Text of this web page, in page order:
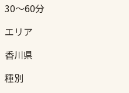
30〜60分
エリア
香川県
種別